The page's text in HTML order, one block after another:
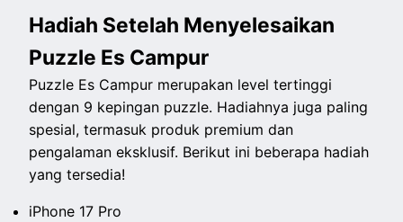
Hadiah Setelah Menyelesaikan
Puzzle Es Campur
Puzzle Es Campur merupakan level tertinggi
dengan 9 kepingan puzzle. Hadiahnya juga paling
spesial, termasuk produk premium dan
pengalaman eksklusif. Berikut ini beberapa hadiah
yang tersedia!
iPhone 17 Pro